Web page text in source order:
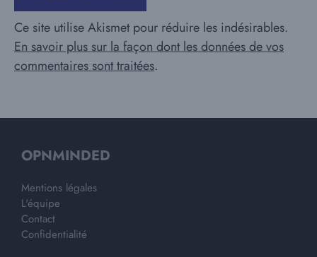
Ce site utilise Akismet pour réduire les indésirables.
En savoir plus sur la façon dont les données de vos
commentaires sont traitées.
OPNMINDED
Mentions légales
L'équipe
Contact
Confidentialité